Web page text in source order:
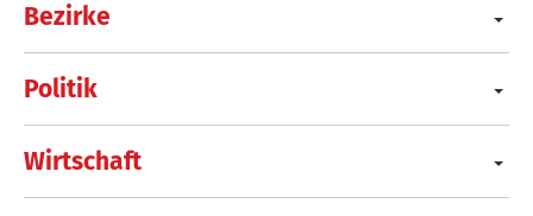
Bezirke
Politik
Wirtschaft